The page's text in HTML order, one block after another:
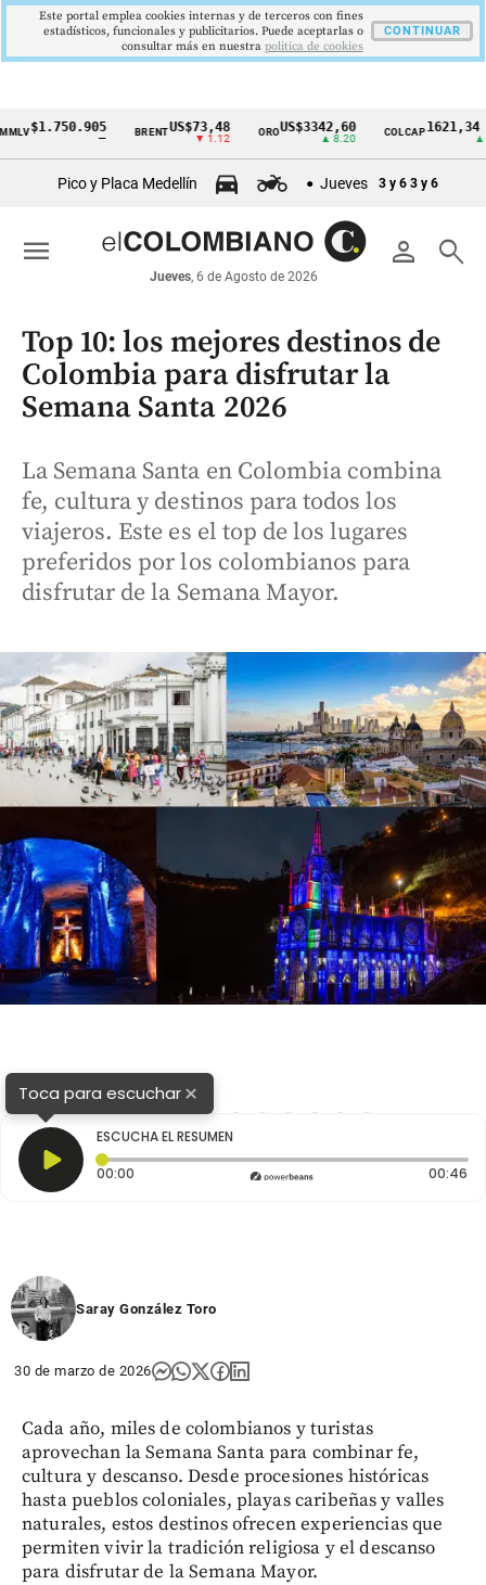
Cintillo
económicos
Colombia
BRENT US$73,48
▼ 1.12
ORO US$3342,60
▲ 8.20
COLCAP 1621,34 pts
Pico y Placa Medellín Jueves 3 y 6 3 y 6
person search
Jueves, 6 de Agosto de 2026
menu
Top 10: los mejores destinos de
Colombia para disfrutar la
Semana Santa 2026
La Semana Santa en Colombia combina
fe, cultura y destinos para todos los
viajeros. Este es el top de los lugares
preferidos por los colombianos para
disfrutar de la Semana Mayor.
1 2 3 4
Toca para escuchar×
ESCUCHA EL RESUMEN
00:00 Tiempo transcurrido: 0 segundos 00:46
Saray González Toro
30 de marzo de 2026
Cada año, miles de colombianos y turistas
aprovechan la Semana Santa para combinar fe,
cultura y descanso. Desde procesiones históricas
hasta pueblos coloniales, playas caribeñas y valles
naturales, estos destinos ofrecen experiencias que
permiten vivir la tradición religiosa y el descanso
para disfrutar de la Semana Mayor.
Este portal emplea cookies internas y de terceros con fines
estadísticos, funcionales y publicitarios. Puede aceptarlas o
consultar más en nuestra politica de cookies
CONTINUAR